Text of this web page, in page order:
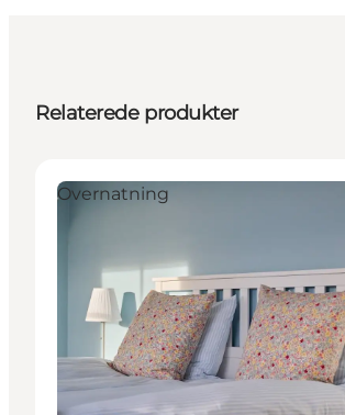
Relaterede produkter
Overnatning